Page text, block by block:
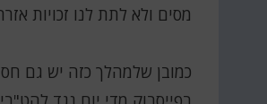
מסים ולא לתת לנו זכויות
כמובן שלמהלך כזה יש גם